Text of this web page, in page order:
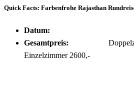
Quick Facts: Farbenfrohe Rajasthan
Datum:
Gesamtpreis:
Einzelzimmer 2600,-